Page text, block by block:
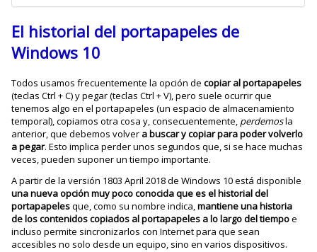
El historial del portapapeles de
Windows 10
Todos usamos frecuentemente la opción decopiar al portapapeles
(teclas Ctrl + C) y pegar (teclas Ctrl + V), pero suele ocurrir que
tenemos algo en el portapapeles (un espacio de almacenamiento
temporal), copiamos otra cosa y, consecuentemente, perdemosla
anterior, que debemos volver a buscar y copiar para poder volverlo
a pegar. Esto implica perder unos segundos que, si se hace muchas
veces, pueden suponer un tiempo importante.
A partir de la versión 1803 April 2018 de Windows 10 está disponible
una nueva opción muy poco conocida que es el historial del
portapapelesque, como su nombre indica,mantiene una historia
de los contenidos copiados al portapapeles a lo largo del tiempoe
incluso permite sincronizarlos con Internet para que sean
accesibles no solo desde un equipo, sino en varios dispositivos.